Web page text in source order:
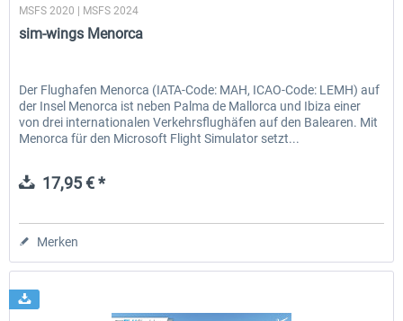
MSFS 2020 | MSFS 2024
sim-wings Menorca
Der Flughafen Menorca (IATA-Code: MAH, ICAO-Code: LEMH) auf
der Insel Menorca ist neben Palma de Mallorca und Ibiza einer
von drei internationalen Verkehrsflughäfen auf den Balearen. Mit
Menorca für den Microsoft Flight Simulator setzt...
17,95 € *
Merken